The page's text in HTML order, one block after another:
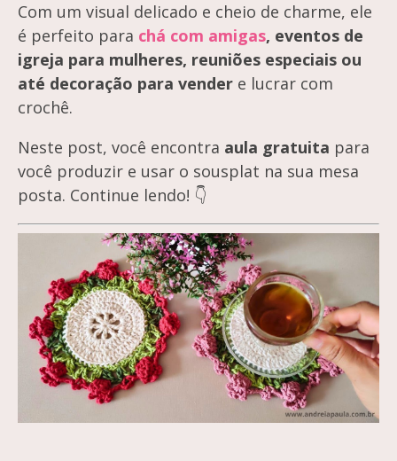
Com um visual delicado e cheio de charme, ele
é perfeito para chá com amigas, eventos de
igreja para mulheres, reuniões especiais ou
até decoração para vender e lucrar com
crochê.
Neste post, você encontra aula gratuita para
você produzir e usar o sousplat na sua mesa
posta. Continue lendo! 👇